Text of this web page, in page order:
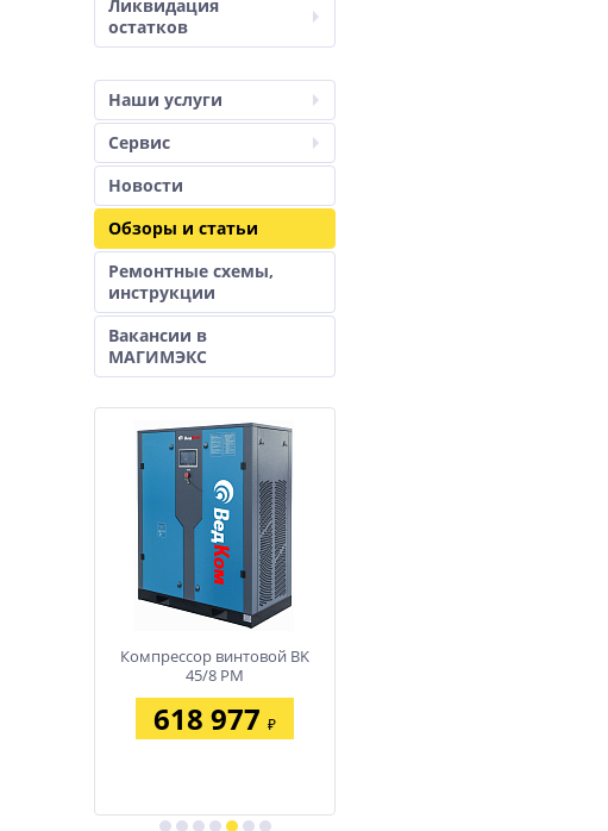
Ликвидация
остатков
Наши услуги
Сервис
Новости
Обзоры и статьи
Ремонтные схемы,
инструкции
Вакансии в
МАГИМЭКС
Компрессор винтовой BK
45/8 PM
618 977 ₽